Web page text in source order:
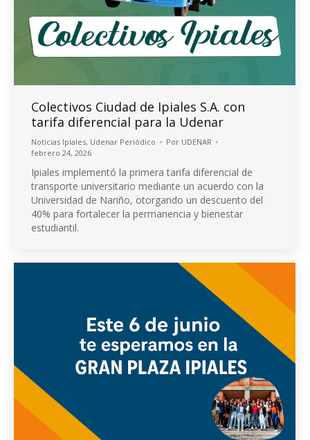
Colectivos Ciudad de Ipiales S.A. con
tarifa diferencial para la Udenar
Noticias Ipiales, Udenar Periódico Por UDENAR
febrero 24, 2026
Ipiales implementó la primera tarifa diferencial de
transporte universitario mediante un acuerdo con la
Universidad de Nariño, otorgando un descuento del
40% para fortalecer la permanencia y bienestar
estudiantil.